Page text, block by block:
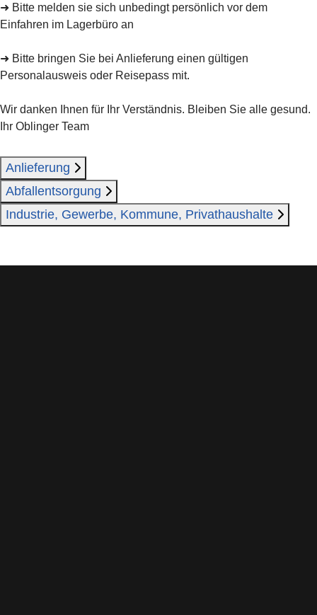
➜ Bitte melden sie sich unbedingt persönlich vor dem
Einfahren im Lagerbüro an
➜ Bitte bringen Sie bei Anlieferung einen gültigen
Personalausweis oder Reisepass mit.
Wir danken Ihnen für Ihr Verständnis. Bleiben Sie alle gesund.
Ihr Oblinger Team
Anlieferung
Abfallentsorgung
Industrie, Gewerbe, Kommune, Privathaushalte